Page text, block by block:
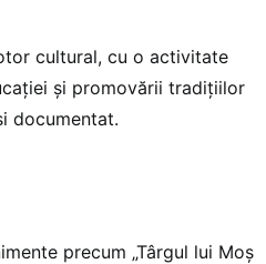
cultural, cu o activitate
și promovării tradițiilor
documentat.
precum „Târgul lui Moș